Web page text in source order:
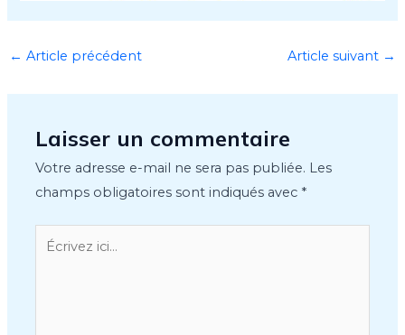
← Article précédent Article suivant →
Laisser un commentaire
Votre adresse e-mail ne sera pas publiée. Les
champs obligatoires sont indiqués avec *
Écrivez